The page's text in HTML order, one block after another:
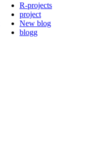
R-projects
project
New blog
blogg